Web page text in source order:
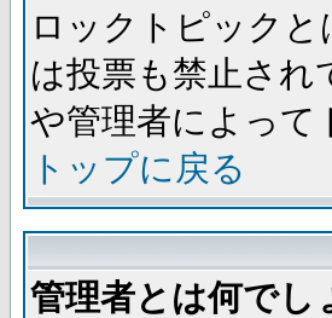
ロックトピック
は投票も禁止され
や管理者によっ
トップに戻る
管理者とは何でし